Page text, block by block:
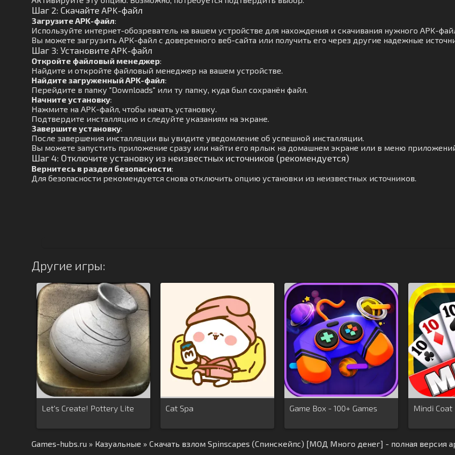
Шаг 2: Скачайте APK-файл
Загрузите APK-файл:
Используйте интернет-обозреватель на вашем устройстве для нахождения и скачивания нужного APK-
Вы можете загрузить APK-файл с доверенного веб-сайта или получить его через другие надежные
Шаг 3: Установите APK-файл
Откройте файловый менеджер:
Найдите и откройте файловый менеджер на вашем устройстве.
Найдите загруженный APK-файл:
Перейдите в папку "Downloads" или ту папку, куда был сохранён файл.
Начните установку:
Нажмите на APK-файл, чтобы начать установку.
Подтвердите инсталляцию и следуйте указаниям на экране.
Завершите установку:
После завершения инсталляции вы увидите уведомление об успешной инсталляции.
Вы можете запустить приложение сразу или найти его ярлык на домашнем экране или в меню
Шаг 4: Отключите установку из неизвестных источников (рекомендуется)
Вернитесь в раздел безопасности:
Для безопасности рекомендуется снова отключить опцию установки из неизвестных источников.
Другие игры:
Let's Create! Pottery Lite Cat Spa Game Box - 100+ Games Mindi Coat
Games-hubs.ru » Казуальные » Скачать взлом Spinscapes (Спинскейпс) [МОД Много денег] - полная версия